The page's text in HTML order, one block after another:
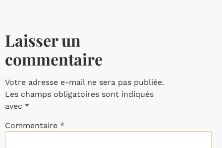
Laisser un
commentaire
Votre adresse e-mail ne sera pas publiée.
Les champs obligatoires sont indiqués
avec *
Commentaire *